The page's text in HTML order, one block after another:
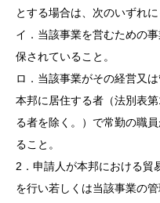
とする場合は、次のいずれ
イ．当該事業を営むための
保されていること。
ロ．当該事業がその経営又
本邦に居住する者（法別表
る者を除く。）で常勤の職
ること。
2．申請人が本邦における貿
を行い若しくは当該事業の